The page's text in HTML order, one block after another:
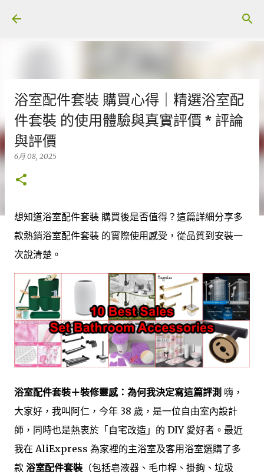
浴室配件套裝 購買心得｜精選浴室配
件套裝 的使用體驗與真實評價 * 評論
與評價
6月 08, 2025
想知道浴室配件套裝 購買後是否值得？這篇詳細分享多
款熱銷浴室配件套裝 的實際使用感受，從品質到安裝一
次說清楚。
浴室配件套裝＋裝修靈感：為何我決定寫這篇評測 嗨，
大家好，我叫阿仁，今年 38 歲，是一位自由室內設計
師，同時也是熱衷於「自宅改造」的 DIY 愛好者。最近
我在 AliExpress 為家裡的主浴室及客用浴室選購了多
款 浴室配件套裝 （包括皂液器、毛巾桿、掛鉤、垃圾